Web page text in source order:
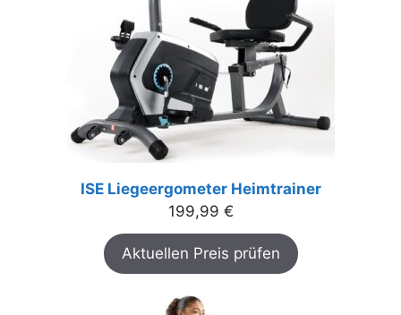
ISE Liegeergometer Heimtrainer
199,99 €
Aktuellen Preis prüfen